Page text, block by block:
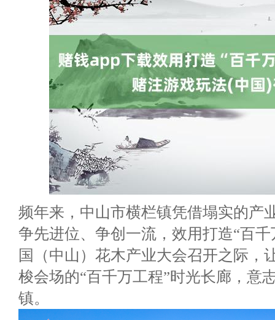
频年来，中山市横栏镇凭借塌实的产
争先进位、争创一流，效用打造“百
国（中山）花木产业大会召开之际，
梭会场的“百千万工程”时光长廊，意
镇。